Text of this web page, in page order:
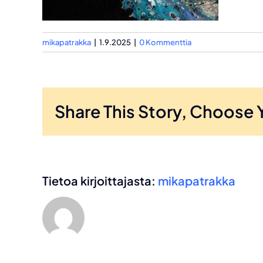
mikapatrakka 1.9.2025 0 Kommenttia
Share This Story, Choose
Tietoa kirjoittajasta: mikapatrakka